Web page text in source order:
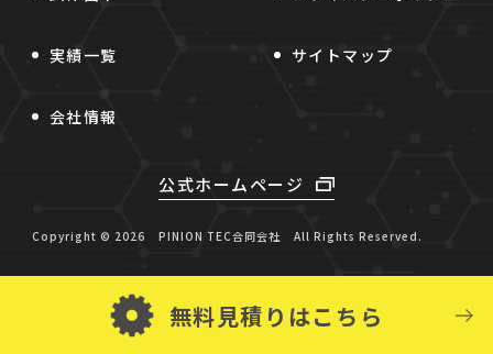
無料見積りはこちら
実績一覧
会社情報
サイトマップ
公式ホームページ
Copyright © 2026 PINION TEC合同会社 All Rights Reserved.